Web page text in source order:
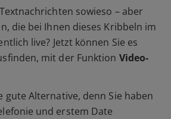
sowieso – aber
die bei Ihnen dieses Kribbeln im
live? Jetzt können Sie es
mit der Funktion Video-
gute Alternative, denn Sie haben
und erstem Date